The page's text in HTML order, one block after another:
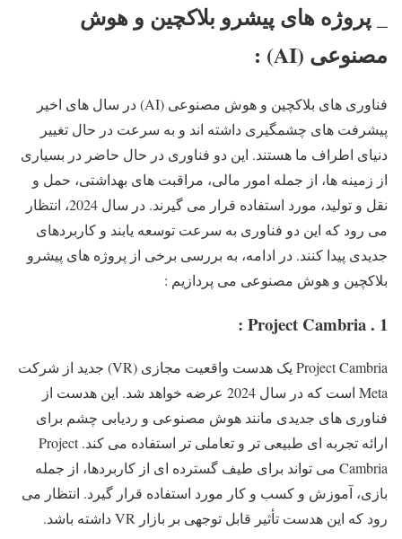
_ پروژه های پیشرو بلاکچین و هوش
مصنوعی (AI) :
فناوری های بلاکچین و هوش مصنوعی (AI) در سال های اخیر
پیشرفت های چشمگیری داشته اند و به سرعت در حال تغییر
دنیای اطراف ما هستند. این دو فناوری در حال حاضر در بسیاری
از زمینه ها، از جمله امور مالی، مراقبت های بهداشتی، حمل و
نقل و تولید، مورد استفاده قرار می گیرند. در سال 2024، انتظار
می رود که این دو فناوری به سرعت توسعه یابند و کاربردهای
جدیدی پیدا کنند. در ادامه، به بررسی برخی از پروژه های پیشرو
بلاکچین و هوش مصنوعی می پردازیم :
1 . Project Cambria :
Project Cambria یک هدست واقعیت مجازی (VR) جدید از شرکت
Meta است که در سال 2024 عرضه خواهد شد. این هدست از
فناوری های جدیدی مانند هوش مصنوعی و ردیابی چشم برای
ارائه تجربه ای طبیعی تر و تعاملی تر استفاده می کند. Project
Cambria می تواند برای طیف گسترده ای از کاربردها، از جمله
بازی، آموزش و کسب و کار مورد استفاده قرار گیرد. انتظار می
رود که این هدست تأثیر قابل توجهی بر بازار VR داشته باشد.